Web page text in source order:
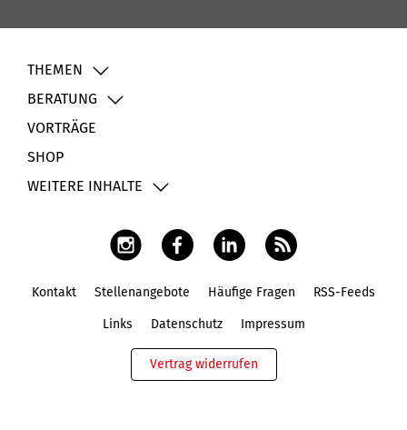
THEMEN
BERATUNG
VORTRÄGE
SHOP
WEITERE INHALTE
Kontakt Stellenangebote Häufige Fragen RSS-Feeds
Links Datenschutz Impressum
Vertrag widerrufen